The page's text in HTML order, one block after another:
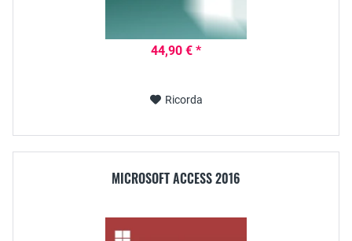
44,90 € *
Ricorda
MICROSOFT ACCESS 2016